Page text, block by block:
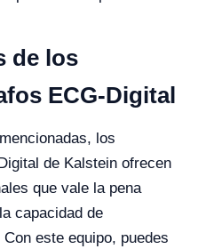
de los
ECG-Digital
los
de Kalstein ofrecen
que vale la pena
capacidad de
este equipo, puedes